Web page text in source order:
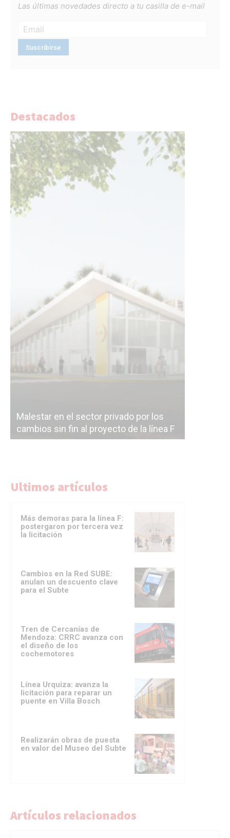
Las últimas novedades directo a tu casilla de e-mail
Destacados
Malestar en el sector privado por los
cambios sin fin al proyecto de la línea F
Ultimos artículos
Más demoras para la línea F:
postergaron por tercera vez
la licitación
Cambios en la Red SUBE:
anulan un descuento clave
para el Subte
Tren de Cercanías de
Mendoza: CRRC avanza con
el diseño de los
cochemotores
Línea Urquiza: avanza la
licitación para reparar un
puente en Villa Bosch
Realizarán obras de puesta
en valor del Museo del Subte
Artículos relacionados